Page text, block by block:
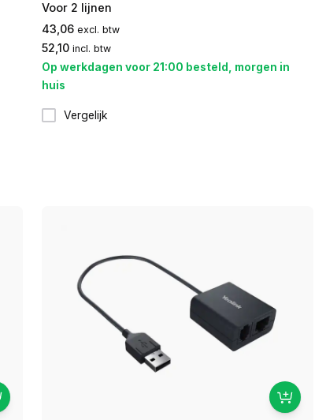
Voor 2 lijnen
43,06 excl. btw
52,10 incl. btw
Op werkdagen voor 21:00 besteld, morgen in
huis
Vergelijk